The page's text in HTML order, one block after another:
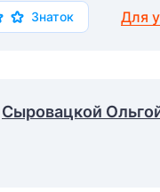
Знаток Для
Сыровацкой